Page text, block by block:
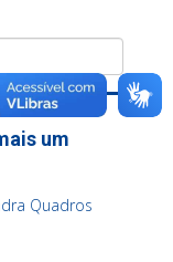
um
Quadros